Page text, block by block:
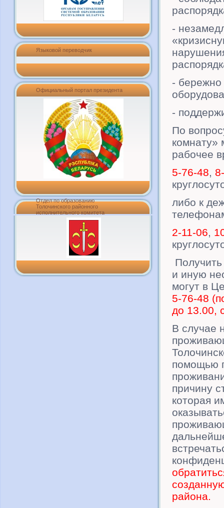
Языковой переводчик
Официальный портал президента
Отдел по образованию
Толочинского районного
исполнительного комитета
-
- бережно
-
По
комнату»
рабочее
5-76-48,
либо к
2-11-06,
и иную
могут в
5-76-48
до 13.00,
В случае
помощью
причину
которая
района.